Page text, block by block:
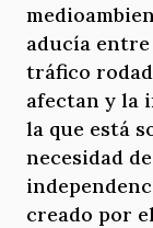
aducía entre
tráfico
afectan y la
la que está
necesidad
creado por